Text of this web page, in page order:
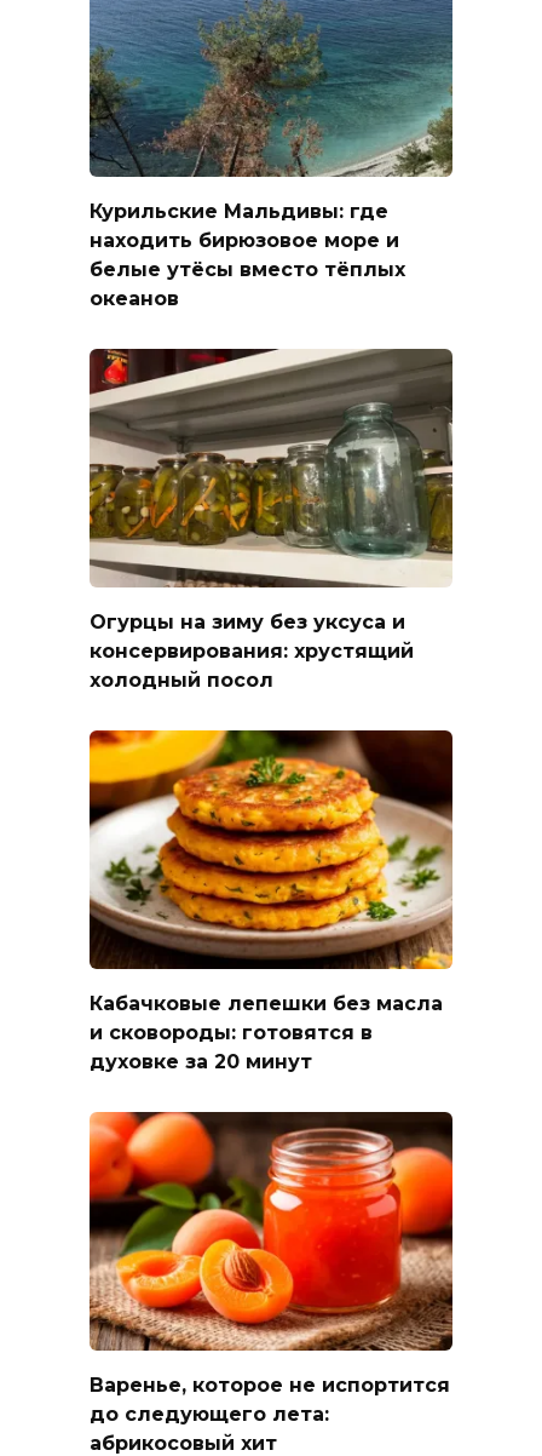
Курильские Мальдивы: где
находить бирюзовое море и
белые утёсы вместо тёплых
океанов
Огурцы на зиму без уксуса и
консервирования: хрустящий
холодный посол
Кабачковые лепешки без масла
и сковороды: готовятся в
духовке за 20 минут
Варенье, которое не испортится
до следующего лета:
абрикосовый хит